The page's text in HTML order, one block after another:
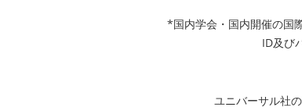
*国内学会・国内開催の国
ID及び
ユニバーサル社